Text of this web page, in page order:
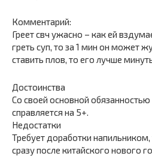
Комментарий:
Греет свч ужасно – как ей
греть суп, то за 1 мин он может
ставить плов, то его лучше
Достоинства
Со своей основной обязанностью 
справляется на 5+.
Недостатки
Требует доработки
сразу после китайского нового